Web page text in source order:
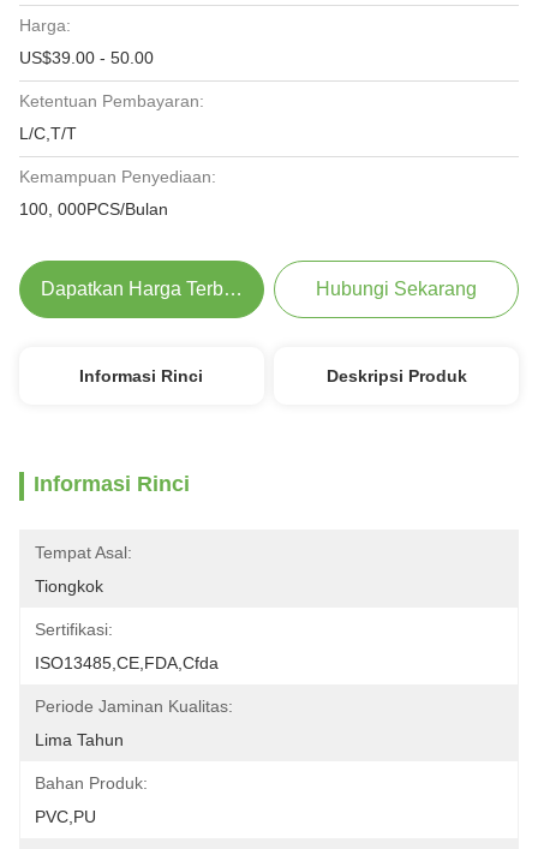
Harga:
US$39.00 - 50.00
Ketentuan Pembayaran:
L/C,T/T
Kemampuan Penyediaan:
100, 000PCS/Bulan
Dapatkan Harga Terbaik Hubungi Sekarang
Informasi Rinci Deskripsi Produk
Informasi Rinci
Tempat Asal:
Tiongkok
Sertifikasi:
ISO13485,CE,FDA,Cfda
Periode Jaminan Kualitas:
Lima Tahun
Bahan Produk:
PVC,PU